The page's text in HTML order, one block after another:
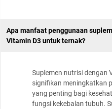
Apa manfaat penggunaan
Vitamin D3 untuk ternak?
Suplemen nutrisi dengan
signifikan meningkatkan
yang penting bagi
fungsi kekebalan tubuh.